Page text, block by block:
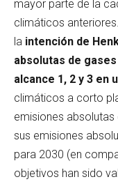
mayor parte de la
climáticos
la intención de
absolutas de
alcance 1, 2 y 3 en
climáticos a corto
emisiones absolutas
sus emisiones
para 2030 (en
objetivos han sido